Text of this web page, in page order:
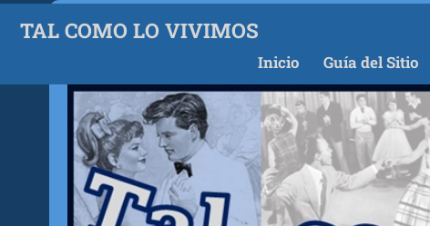
TAL COMO LO VIVIMOS
Inicio Guía del Sitio